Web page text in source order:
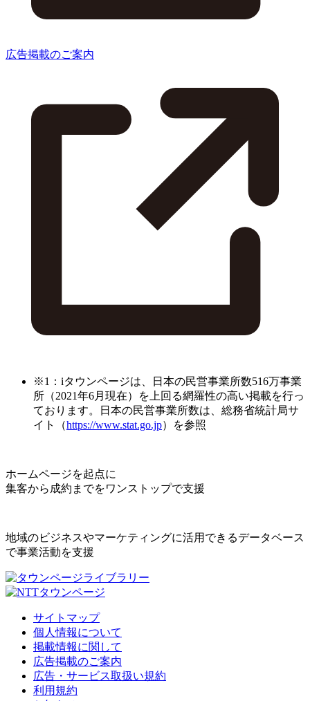
広告掲載のご案内
※1：iタウンページは、日本の民営事業所数516万事業
所（2021年6月現在）を上回る網羅性の高い掲載を行っ
ております。日本の民営事業所数は、総務省統計局サ
イト（https://www.stat.go.jp）を参照
ホームページを起点に
集客から成約までをワンストップで支援
地域のビジネスやマーケティングに活用できるデータベース
で事業活動を支援
サイトマップ
個人情報について
掲載情報に関して
広告掲載のご案内
広告・サービス取扱い規約
利用規約